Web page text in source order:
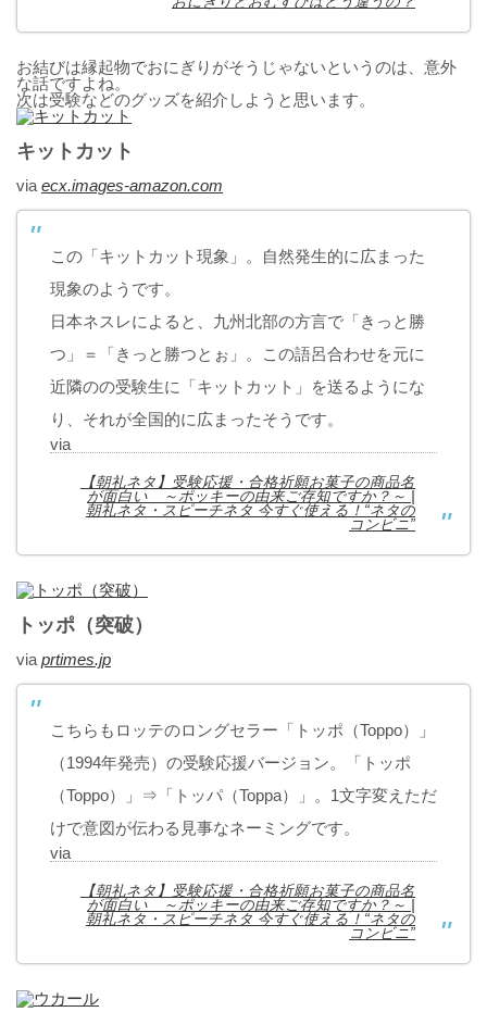
お結びは縁起物でおにぎりがそうじゃないというのは、意外
な話ですよね。
次は受験などのグッズを紹介しようと思います。
キットカット
via ecx.images-amazon.com
この「キットカット現象」。自然発生的に広まった
現象のようです。
日本ネスレによると、九州北部の方言で「きっと勝
つ」＝「きっと勝つとぉ」。この語呂合わせを元に
近隣のの受験生に「キットカット」を送るようにな
り、それが全国的に広まったそうです。
via
【朝礼ネタ】受験応援・合格祈願お菓子の商品名
が面白い ～ポッキーの由来ご存知ですか？～ |
朝礼ネタ・スピーチネタ 今すぐ使える！“ネタの
コンビニ”
トッポ（突破）
via prtimes.jp
こちらもロッテのロングセラー「トッポ（Toppo）」
（1994年発売）の受験応援バージョン。「トッポ
（Toppo）」⇒「トッパ（Toppa）」。1文字変えただ
けで意図が伝わる見事なネーミングです。
via
【朝礼ネタ】受験応援・合格祈願お菓子の商品名
が面白い ～ポッキーの由来ご存知ですか？～ |
朝礼ネタ・スピーチネタ 今すぐ使える！“ネタの
コンビニ”